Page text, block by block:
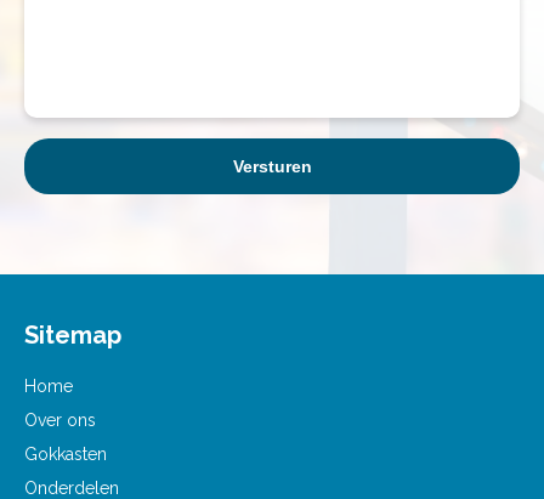
Sitemap
Home
Over ons
Gokkasten
Onderdelen